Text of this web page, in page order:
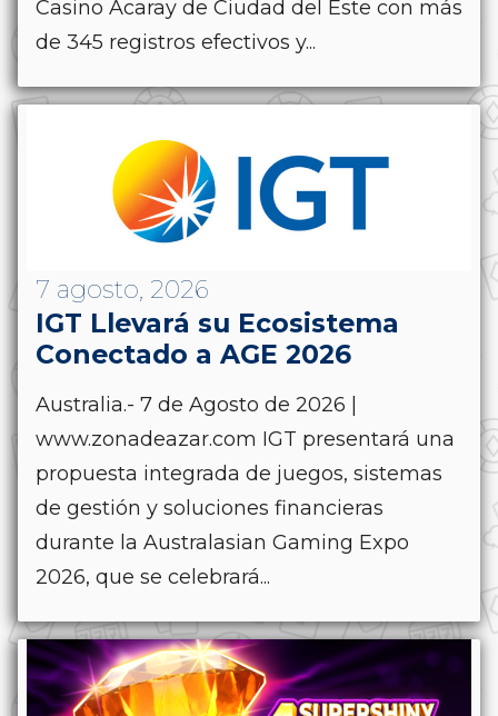
Casino Acaray de Ciudad del Este con más
de 345 registros efectivos y...
7 agosto, 2026
IGT Llevará su Ecosistema
Conectado a AGE 2026
Australia.- 7 de Agosto de 2026 |
www.zonadeazar.com IGT presentará una
propuesta integrada de juegos, sistemas
de gestión y soluciones financieras
durante la Australasian Gaming Expo
2026, que se celebrará...